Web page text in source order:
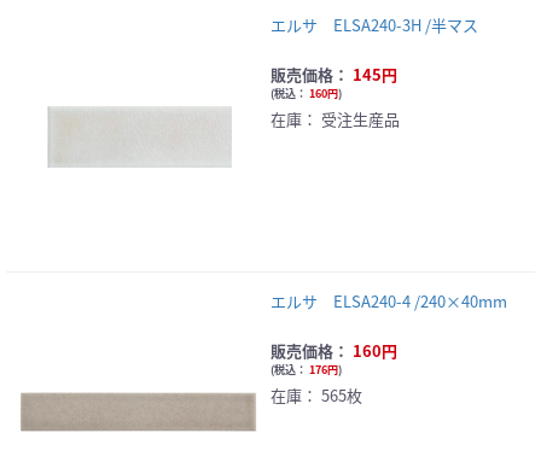
エルサ ELSA240-3H /半マス
販売価格： 145円
(税込： 160円)
在庫： 受注生産品
エルサ ELSA240-4 /240×40mm
販売価格： 160円
(税込： 176円)
在庫： 565枚